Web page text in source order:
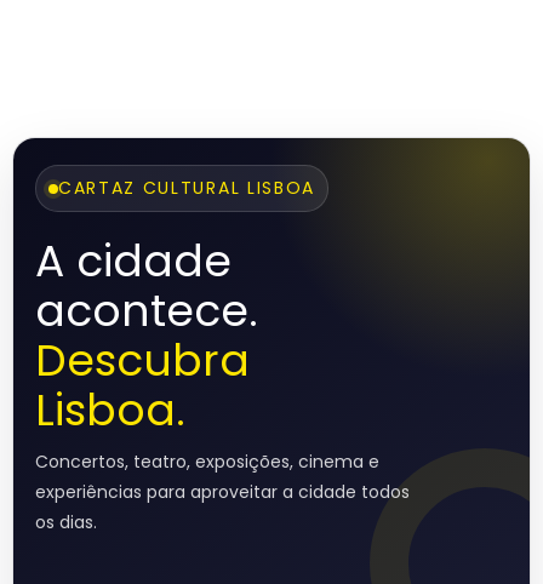
CARTAZ CULTURAL LISBOA
A cidade
acontece.
Descubra
Lisboa.
Concertos, teatro, exposições, cinema e
experiências para aproveitar a cidade todos
os dias.